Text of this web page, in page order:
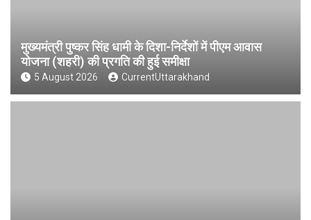
मुख्यमंत्री पुष्कर सिंह धामी के दिशा-निर्देशों में पीएम आवास
योजना (शहरी) की प्रगति की हुई समीक्षा
5 August 2026 CurrentUttarakhand